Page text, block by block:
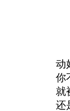
动
你
就
还